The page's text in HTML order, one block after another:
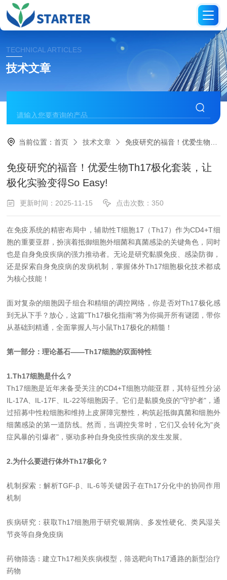
TECHNICAL ARTICLES
技术文章
当前位置：首页 技术文章 免疫研究的福音！优爱生物Th17极化套装，让极化实验变得So Easy!
免疫研究的福音！优爱生物Th17极化套装，让
极化实验变得So Easy!
更新时间：2025-11-15 点击次数：350
在免疫系统的精密布局中，辅助性T细胞17（Th17）作为CD4+T细
胞的重要亚群，扮演着抵御细胞外细菌和真菌感染的关键角色，同时
也是自身免疫疾病的强力推动者。无论是研究黏膜免疫、感染防御，
还是探索自身免疫病的发病机制，掌握体外Th17细胞极化技术都成
为核心技能！
面对复杂的细胞因子组合和精细的调控网络，你是否对Th17极化感
到无从下手？放心，这篇"Th17极化指南"将为你揭开所有谜团，带你
从基础到精通，全面掌握人与小鼠Th17极化的精髓！
第一部分：理论基石——Th17细胞的双面特性
1.Th17细胞是什么？
Th17细胞是近年来备受关注的CD4+T细胞功能亚群，其特征性分泌
IL-17A、IL-17F、IL-22等细胞因子。它们是黏膜免疫的"守护者"，通
过招募中性粒细胞和维持上皮屏障完整性，构筑起抵御真菌和细胞外
细菌感染的第一道防线。然而，当调控失常时，它们又会转化为"炎
症风暴的引爆者"，驱动多种自身免疫性疾病的发生发展。
2.为什么要进行体外Th17极化？
机制探索：解析TGF-β、IL-6等关键因子在Th17分化中的协同作用
机制
疾病研究：获取Th17细胞用于研究银屑病、多发性硬化、类风湿关
节炎等自身免疫病
药物筛选：建立Th17相关疾病模型，筛选靶向Th17通路的新型治疗
药物